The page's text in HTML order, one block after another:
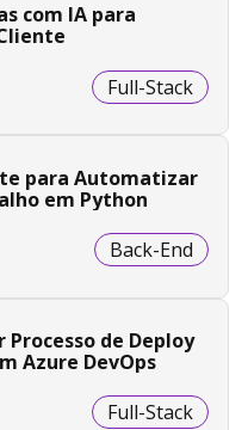
com IA para
Full-Stack
para Automatizar
em Python
Back-End
de Deploy
Azure DevOps
Full-Stack